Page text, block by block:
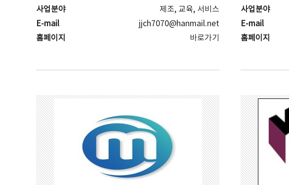
사업분야
제조, 교육, 서비스
E-mail
jjch7070@hanmail.net
홈페이지
바로가기
사업분야
E-mail
홈페이지